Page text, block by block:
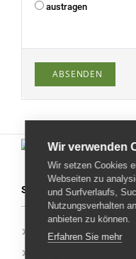
austragen
ABSENDEN
SERVICE
Privatsphäre und
Wir verwenden
Wir setzen Cookies
Webseiten zu
und Surfverlaufs,
Nutzungsverhalten
anbieten zu können.
Erfahren Sie mehr